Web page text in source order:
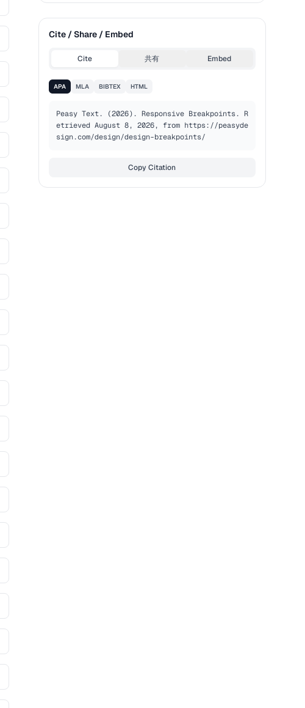
Cite / Share / Embed
Cite 共有 Embed
APA MLA BIBTEX HTML
Peasy Text. (2026). Responsive Breakpoints. R
etrieved August 8, 2026, from https://peasyde
sign.com/design/design-breakpoints/
Copy Citation